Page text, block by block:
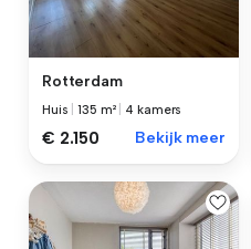
Rotterdam
Huis |135 m² 4 kamers
€ 2.150 Bekijk meer